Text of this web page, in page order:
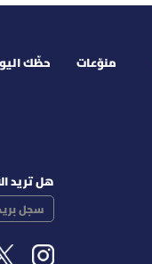
منوّعات حظّك
هل تريد